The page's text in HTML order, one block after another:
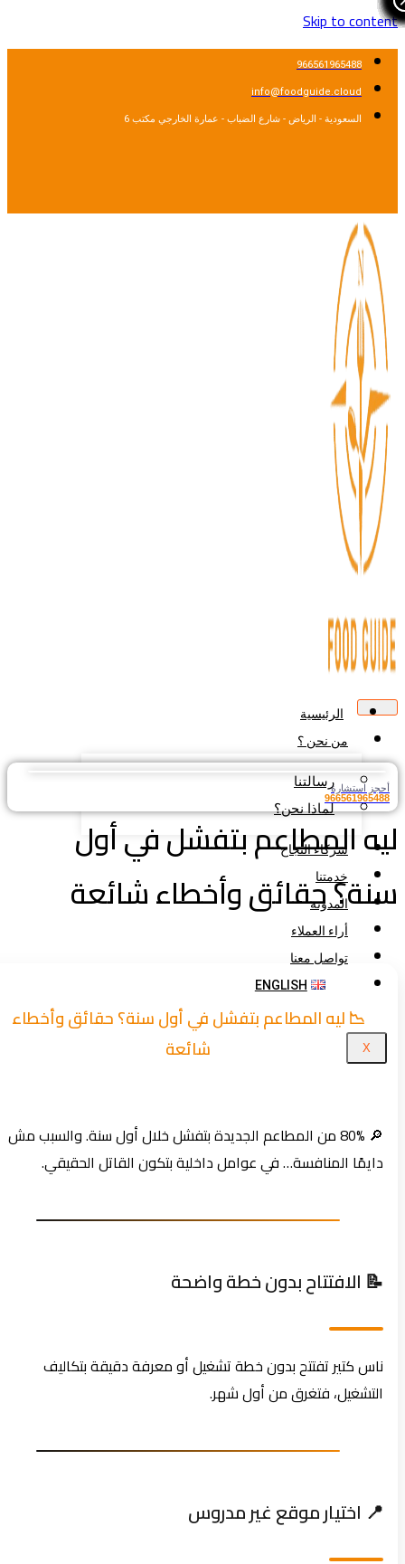
Skip to
966561965488
info@foodguide.cloud
السعودية - الرياض - شارع الضباب - عمارة الخارجي مكتب 6
الرئيسية
من نحن ؟
رسالتنا
لماذا نحن؟
شركاء النجاح
خدمتنا
المدونة
أراء العملاء
تواصل معنا
ENGLISH
استشارة
المطاعم بتفشل في أول
حقائق وأخطاء شائعة
📉 ليه المطاعم بتفشل في أول سنة؟ حقائق وأخطاء
شائعة
🔎 80% من المطاعم الجديدة بتفشل خلال أول سنة. والسبب مش
دايمًا المنافسة… في عوامل داخلية بتكون القاتل الحقيقي.
📝 الافتتاح بدون خطة واضحة
ناس كتير تفتتح بدون خطة تشغيل أو معرفة دقيقة بتكاليف
التشغيل، فتغرق من أول شهر.
📍 اختيار موقع غير مدروس